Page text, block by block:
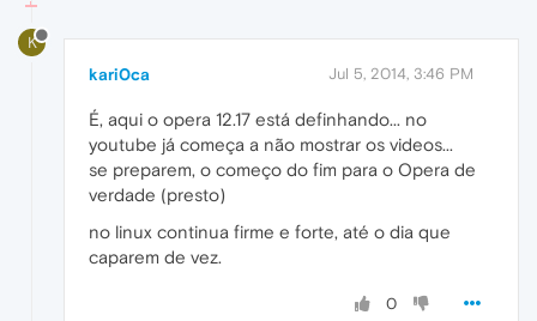
K
kari0ca Jul 5, 2014, 3:46 PM
É, aqui o opera 12.17 está definhando... no
youtube já começa a não mostrar os videos...
se preparem, o começo do fim para o Opera de
verdade (presto)
no linux continua firme e forte, até o dia que
caparem de vez.
0